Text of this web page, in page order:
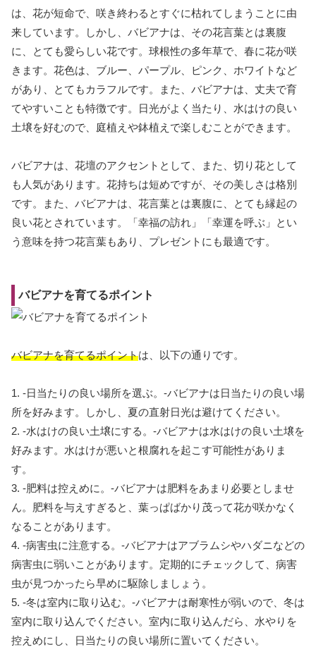
は、花が短命で、咲き終わるとすぐに枯れてしまうことに由
来しています。しかし、バビアナは、その花言葉とは裏腹
に、とても愛らしい花です。球根性の多年草で、春に花が咲
きます。花色は、ブルー、パープル、ピンク、ホワイトなど
があり、とてもカラフルです。また、バビアナは、丈夫で育
てやすいことも特徴です。日光がよく当たり、水はけの良い
土壌を好むので、庭植えや鉢植えで楽しむことができます。
バビアナは、花壇のアクセントとして、また、切り花として
も人気があります。花持ちは短めですが、その美しさは格別
です。また、バビアナは、花言葉とは裏腹に、とても縁起の
良い花とされています。「幸福の訪れ」「幸運を呼ぶ」とい
う意味を持つ花言葉もあり、プレゼントにも最適です。
バビアナを育てるポイント
バビアナを育てるポイントは、以下の通りです。
1. -日当たりの良い場所を選ぶ。-バビアナは日当たりの良い場
所を好みます。しかし、夏の直射日光は避けてください。
2. -水はけの良い土壌にする。-バビアナは水はけの良い土壌を
好みます。水はけが悪いと根腐れを起こす可能性がありま
す。
3. -肥料は控えめに。-バビアナは肥料をあまり必要としませ
ん。肥料を与えすぎると、葉っぱばかり茂って花が咲かなく
なることがあります。
4. -病害虫に注意する。-バビアナはアブラムシやハダニなどの
病害虫に弱いことがあります。定期的にチェックして、病害
虫が見つかったら早めに駆除しましょう。
5. -冬は室内に取り込む。-バビアナは耐寒性が弱いので、冬は
室内に取り込んでください。室内に取り込んだら、水やりを
控えめにし、日当たりの良い場所に置いてください。